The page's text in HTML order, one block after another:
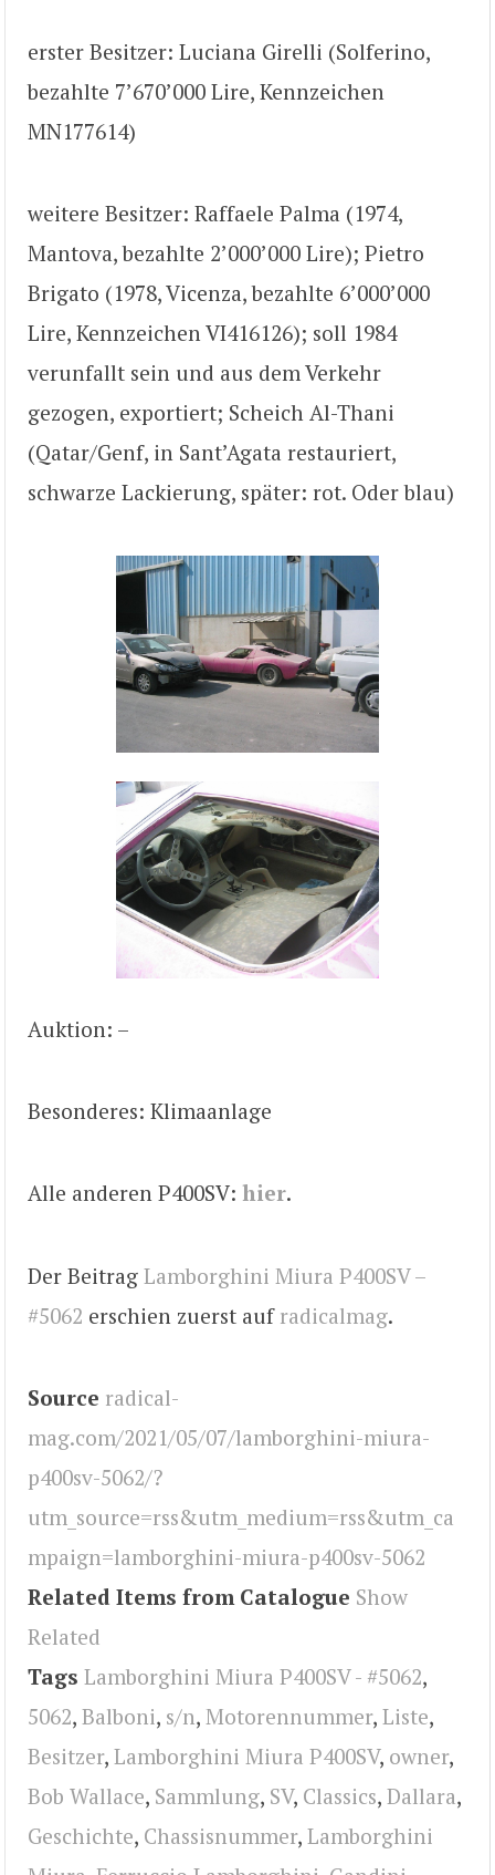
erster Besitzer: Luciana Girelli (Solferino,
bezahlte 7’670’000 Lire, Kennzeichen
MN177614)
weitere Besitzer: Raffaele Palma (1974,
Mantova, bezahlte 2’000’000 Lire); Pietro
Brigato (1978, Vicenza, bezahlte 6’000’000
Lire, Kennzeichen VI416126); soll 1984
verunfallt sein und aus dem Verkehr
gezogen, exportiert; Scheich Al-Thani
(Qatar/Genf, in Sant’Agata restauriert,
schwarze Lackierung, später: rot. Oder blau)
Auktion: –
Besonderes: Klimaanlage
Alle anderen P400SV: hier.
Der Beitrag Lamborghini Miura P400SV –
#5062 erschien zuerst auf radicalmag.
Source radical-
mag.com/2021/05/07/lamborghini-miura-
p400sv-5062/?
utm_source=rss&utm_medium=rss&utm_ca
mpaign=lamborghini-miura-p400sv-5062
Related Items from Catalogue Show
Related
Tags Lamborghini Miura P400SV - #5062,
5062, Balboni, s/n, Motorennummer, Liste,
Besitzer, Lamborghini Miura P400SV, owner,
Bob Wallace, Sammlung, SV, Classics, Dallara,
Geschichte, Chassisnummer, Lamborghini